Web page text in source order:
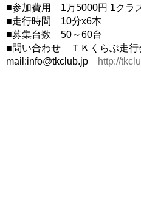
■参加費用 1万5000円 1クラ
■走行時間 10分x6本
■募集台数 50～60台
■問い合わせ ＴＫくらぶ走行
mail:info@tkclub.jp
http://